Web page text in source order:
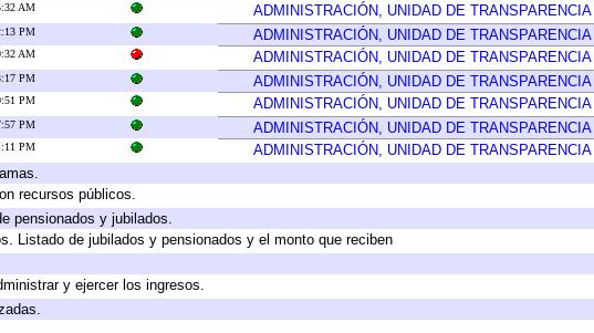
AM ADMINISTRACIÓN, UNIDAD DE TRANSPARENCIA
PM ADMINISTRACIÓN, UNIDAD DE TRANSPARENCIA
AM ADMINISTRACIÓN, UNIDAD DE TRANSPARENCIA
PM ADMINISTRACIÓN, UNIDAD DE TRANSPARENCIA
PM ADMINISTRACIÓN, UNIDAD DE TRANSPARENCIA
PM ADMINISTRACIÓN, UNIDAD DE TRANSPARENCIA
PM ADMINISTRACIÓN, UNIDAD DE TRANSPARENCIA
recursos públicos.
pensionados y jubilados.
Listado de jubilados y pensionados y el monto que reciben
y ejercer los ingresos.